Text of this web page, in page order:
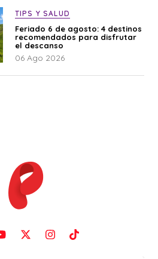
TIPS Y SALUD
Feriado 6 de agosto: 4 destinos
recomendados para disfrutar
el descanso
06 Ago 2026